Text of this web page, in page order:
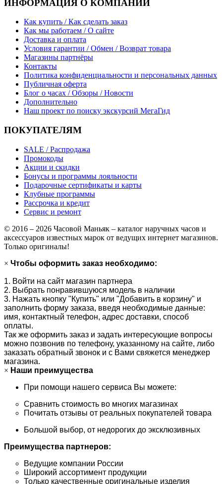
ИНФОРМАЦИЯ О КОМПАНИИ
Как купить / Как сделать заказ
Как мы работаем / О сайте
Доставка и оплата
Условия гарантии / Обмен / Возврат товара
Магазины партнёры
Контакты
Политика конфиденциальности и персональных данных
Публичная оферта
Блог о часах / Обзоры / Новости
Дополнительно
Наш проект по поиску экскурсий МегаГид
ПОКУПАТЕЛЯМ
SALE / Распродажа
Промокоды
Акции и скидки
Бонусы и программы лояльности
Подарочные сертификаты и карты
Клубные программы
Рассрочка и кредит
Сервис и ремонт
© 2016 – 2026 Часовой Маньяк – каталог наручных часов и
аксессуаров известных марок от ведущих интернет магазинов.
Только оригиналы!
× Чтобы оформить заказ необходимо:
1. Войти на сайт магазин партнера
2. Выбрать понравившуюся модель в наличии
3. Нажать кнопку "Купить" или "Добавить в корзину" и
заполнить форму заказа, введя необходимые данные:
имя, контактный телефон, адрес доставки, способ
оплаты.
Так же оформить заказ и задать интересующие вопросы
можно позвонив по телефону, указанному на сайте, либо
заказать обратный звонок и с Вами свяжется менеджер
магазина.
× Наши преимущества
При помощи нашего сервиса Вы можете:
Сравнить стоимость во многих магазинах
Почитать отзывы от реальных покупателей товара
Большой выбор, от недорогих до эксклюзивных
Преимущества партнеров:
Ведущие компании России
Широкий ассортимент продукции
Только качественные оригинальные изделия